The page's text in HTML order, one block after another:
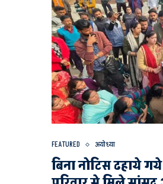
FEATURED अयोध्या
बिना नोटिस ढहाये